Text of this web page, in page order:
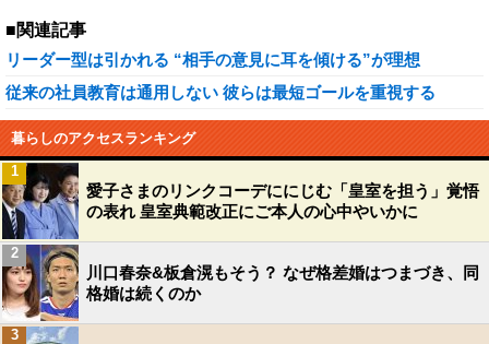
■関連記事
リーダー型は引かれる “相手の意見に耳を傾ける”が理想
従来の社員教育は通用しない 彼らは最短ゴールを重視する
暮らしのアクセスランキング
愛子さまのリンクコーデににじむ「皇室を担う」覚悟
の表れ 皇室典範改正にご本人の心中やいかに
1
川口春奈&板倉滉もそう？ なぜ格差婚はつまづき、同
格婚は続くのか
2
3